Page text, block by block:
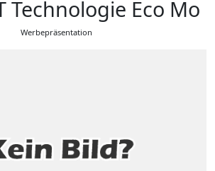
Technologie Eco Mo
Werbepräsentation